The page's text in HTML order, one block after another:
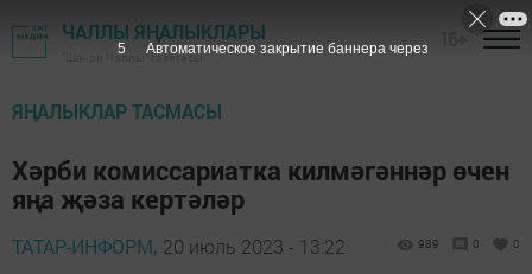
ЧАЛЛЫ ЯҢАЛЫКЛАРЫ
"Шәһри Чаллы" газетасы
ЯҢАЛЫКЛАР ТАСМАСЫ
Хәрби комиссариатка килмәгәннәр өчен
яңа җәза кертәләр
ТАТАР-ИНФОРМ, 20 июль 2023 - 13:22 989 0 0
3 Автоматическое закрытие баннера через